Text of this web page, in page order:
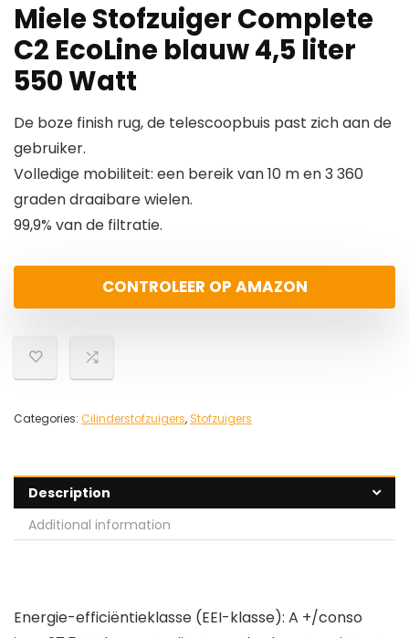
Miele Stofzuiger Complete
C2 EcoLine blauw 4,5 liter
550 Watt
De boze finish rug, de telescoopbuis past zich aan de
gebruiker.
Volledige mobiliteit: een bereik van 10 m en 3 360
graden draaibare wielen.
99,9% van de filtratie.
CONTROLEER OP AMAZON
Categories: Cilinderstofzuigers, Stofzuigers
Description
Additional information
Energie-efficiëntieklasse (EEI-klasse): A +/conso